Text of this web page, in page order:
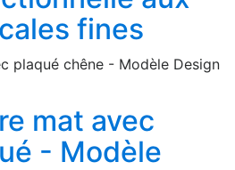
fines
mat avec
- Modèle